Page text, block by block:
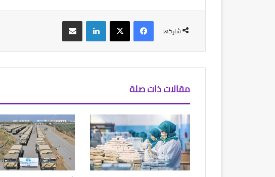
شاركها
فيسبوك‫X لينكدإن مشاركة عبر البريد
مقالات ذات صلة